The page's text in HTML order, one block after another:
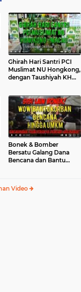
Ghirah Hari Santri PCI
Muslimat NU Hongkong,
dengan Taushiyah KH
Bonek & Bomber
Bersatu Galang Dana
Bencana dan Bantu
Video